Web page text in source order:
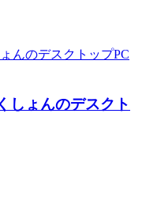
しょんのデスクト